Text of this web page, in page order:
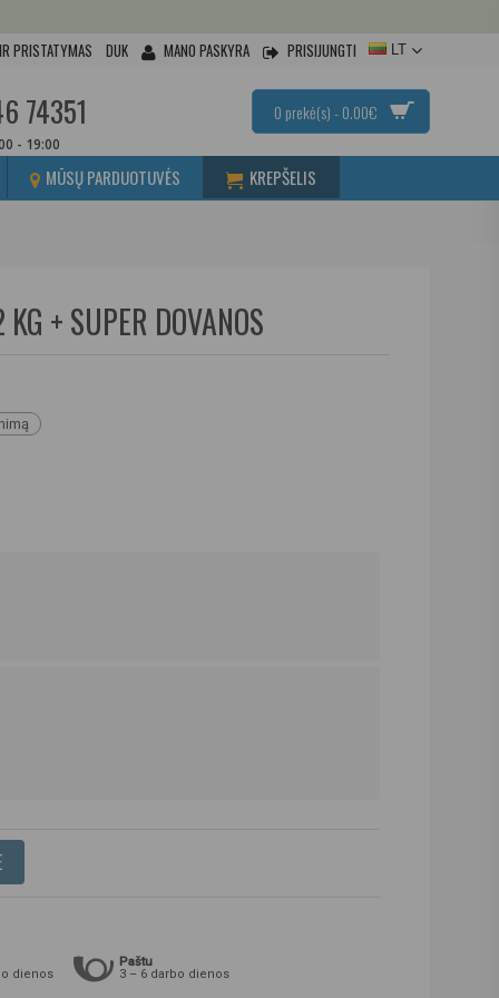
PRISTATYMAS DUK MANO PASKYRA PRISIJUNGTI LT
74351
- 19:00
0 prekė(s) - 0.00€
MŪSŲ PARDUOTUVĖS KREPŠELIS
+ SUPER DOVANOS
dienos
Paštu
3 – 6 darbo dienos